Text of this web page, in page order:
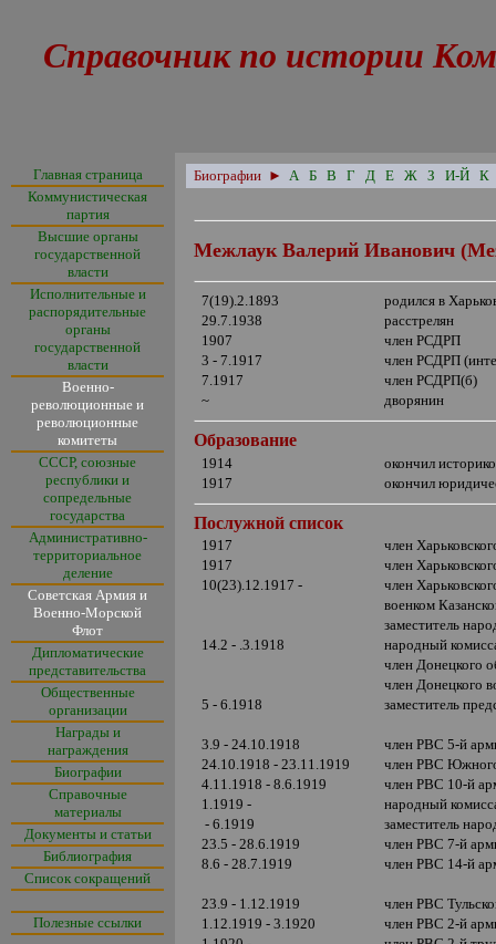
Справочник по истории
Главная страница
Коммунистическая
партия
Высшие органы
государственной
власти
Исполнительные и
распорядительные
органы
государственной
власти
Военно-
революционные и
революционные
комитеты
СССР, союзные
республики и
сопредельные
государства
Административно-
территориальное
деление
Советская Армия и
Военно-Морской
Флот
Дипломатические
представительства
Общественные
организации
Награды и
награждения
Биографии
Справочные
материалы
Документы и статьи
Библиография
Список сокращений
Полезные ссылки
Биографии ► А Б В Г Д Е Ж З И-Й К
Межлаук Валерий Иванович
7(19).2.1893
родился в
29.7.1938
расстрелян
1907
член РСДРП
3 - 7.1917
член РСДРП
7.1917
член РСДРП(б)
~
дворянин
Образование
1914
окончил
1917
окончил
Послужной список
1917
член
1917
член
10(23).12.1917 -
член
военком
заместитель
14.2 - .3.1918
народный
член Донецкого
член Донецкого
5 - 6.1918
заместитель
3.9 - 24.10.1918
член РВС 5-й
24.10.1918 - 23.11.1919
член РВС
4.11.1918 - 8.6.1919
член РВС 10-й
1.1919 -
народный
- 6.1919
заместитель
23.5 - 28.6.1919
член РВС 7-й
8.6 - 28.7.1919
член РВС 14-й
23.9 - 1.12.1919
член РВС
1.12.1919 - 3.1920
член РВС 2-й